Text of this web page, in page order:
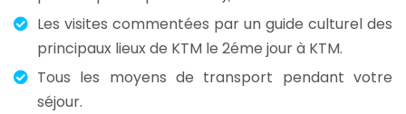
Les visites commentées par un guide culturel des
principaux lieux de KTM le 2éme jour à KTM.
Tous les moyens de transport pendant votre
séjour.